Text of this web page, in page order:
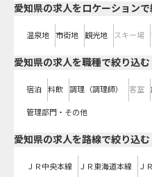
愛知県の求人をロケーション
温泉地 市街地 観光地 スキー場
愛知県の求人を職種で絞り込む
宿泊 料飲 調理（調理師） 客室
管理部門・その他
愛知県の求人を路線で絞り込む
ＪＲ中央本線 ＪＲ東海道本線 Ｊ